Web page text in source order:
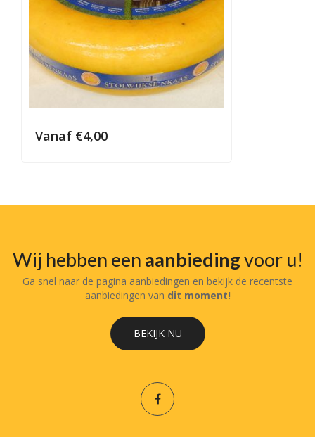
Vanaf €4,00
Wij hebben een aanbiedingvoor u!
Ga snel naar de pagina aanbiedingen en bekijk de recentste
aanbiedingen van dit moment!
BEKIJK NU